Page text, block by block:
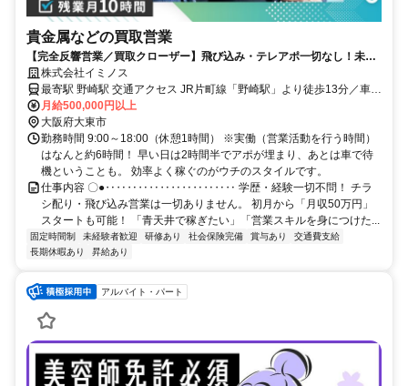
貴金属などの買取営業
【完全反響営業／買取クローザー】飛び込み・テレアポ一切なし！未経
験から青天井で稼げる環境
株式会社イミノス
最寄駅 野崎駅 交通アクセス JR片町線「野崎駅」より徒歩13分／車で
2分 ※訪問エリアは関西全域
月給500,000円以上
大阪府大東市
勤務時間 9:00～18:00（休憩1時間） ※実働（営業活動を行う時間）
はなんと約6時間！ 早い日は2時間半でアポが埋まり、あとは車で待
機ということも。 効率よく稼ぐのがウチのスタイルです。
仕事内容 〇●‥‥‥‥‥‥‥‥‥‥‥‥ 学歴・経験一切不問！ チラ
シ配り・飛び込み営業は一切ありません。 初月から「月収50万円」
スタートも可能！ 「青天井で稼ぎたい」「営業スキルを身につけた...
固定時間制 未経験者歓迎 研修あり 社会保険完備 賞与あり
交通費支給
長期休暇あり
昇給あり
アルバイト・パート